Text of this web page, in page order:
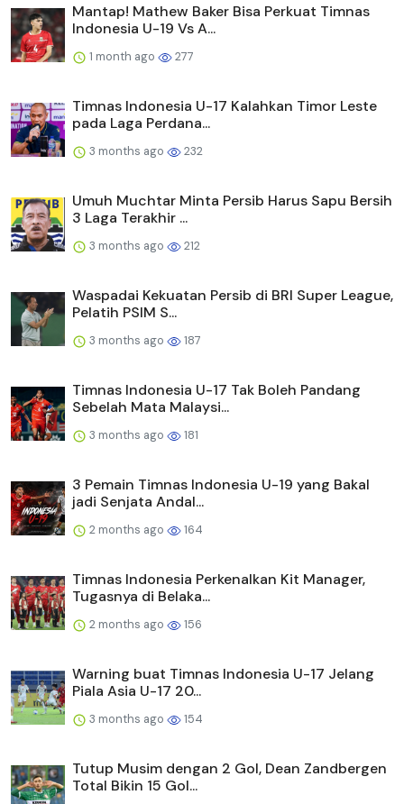
Mantap! Mathew Baker Bisa Perkuat Timnas
Indonesia U-19 Vs A...
1 month ago 277
Timnas Indonesia U-17 Kalahkan Timor Leste
pada Laga Perdana...
3 months ago 232
Umuh Muchtar Minta Persib Harus Sapu Bersih
3 Laga Terakhir ...
3 months ago 212
Waspadai Kekuatan Persib di BRI Super League,
Pelatih PSIM S...
3 months ago 187
Timnas Indonesia U-17 Tak Boleh Pandang
Sebelah Mata Malaysi...
3 months ago 181
3 Pemain Timnas Indonesia U-19 yang Bakal
jadi Senjata Andal...
2 months ago 164
Timnas Indonesia Perkenalkan Kit Manager,
Tugasnya di Belaka...
2 months ago 156
Warning buat Timnas Indonesia U-17 Jelang
Piala Asia U-17 20...
3 months ago 154
Tutup Musim dengan 2 Gol, Dean Zandbergen
Total Bikin 15 Gol...